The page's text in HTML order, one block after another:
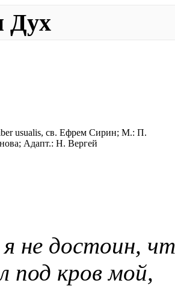
Дух
usualis, св. Ефрем Сирин; М.: П.
Адапт.: Н. Вергей
я не достоин,
под кров мой,